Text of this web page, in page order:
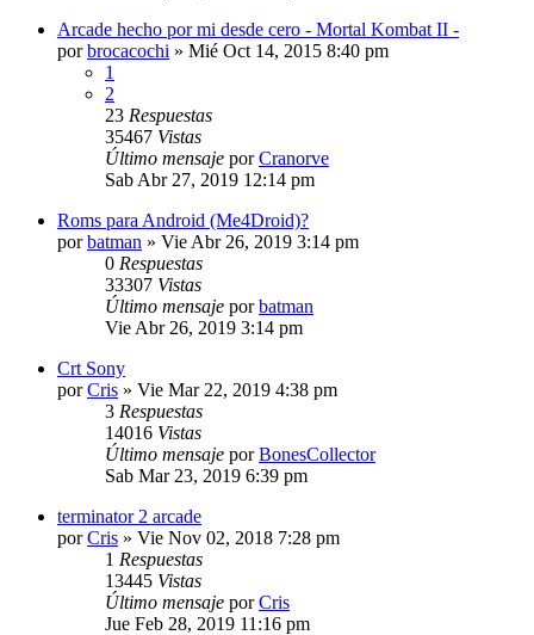
Arcade hecho por mi desde cero - Mortal Kombat II -
porbrocacochi » Mié Oct 14, 2015 8:40 pm
1
2
23 Respuestas
35467 Vistas
Último mensaje porCranorve
Sab Abr 27, 2019 12:14 pm
Roms para Android (Me4Droid)?
porbatman » Vie Abr 26, 2019 3:14 pm
0 Respuestas
33307 Vistas
Último mensaje porbatman
Vie Abr 26, 2019 3:14 pm
Crt Sony
porCris » Vie Mar 22, 2019 4:38 pm
3 Respuestas
14016 Vistas
Último mensaje porBonesCollector
Sab Mar 23, 2019 6:39 pm
terminator 2 arcade
porCris » Vie Nov 02, 2018 7:28 pm
1 Respuestas
13445 Vistas
Último mensaje porCris
Jue Feb 28, 2019 11:16 pm